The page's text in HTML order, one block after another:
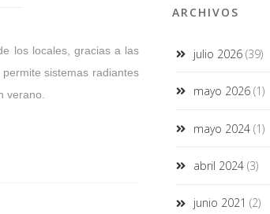
los locales, gracias a las
sistemas radiantes
verano.
ARCHIVOS
julio 2026 (39)
mayo 2026 (1)
mayo 2024 (1)
abril 2024 (3)
junio 2021 (2)